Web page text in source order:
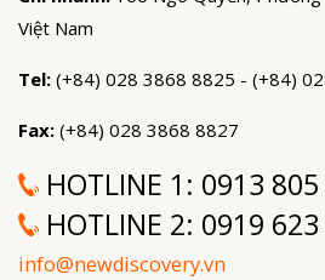
Việt Nam
Tel: (+84) 028 3868 8825 - (+84)
Fax: (+84) 028 3868 8827
HOTLINE 1: 0913
HOTLINE 2: 0919
info@newdiscovery.vn